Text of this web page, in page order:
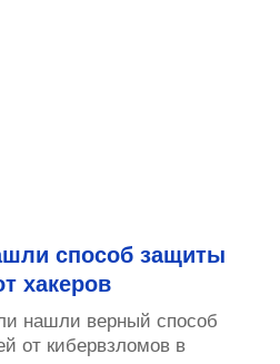
способ защиты
хакеров
нашли верный способ
от кибервзломов в